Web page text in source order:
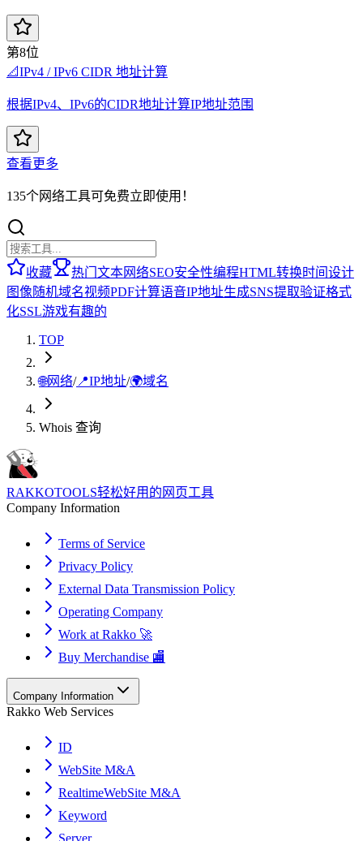
第8位
📐IPv4 / IPv6 CIDR 地址计算
根据IPv4、IPv6的CIDR地址计算IP地址范围
查看更多
135个网络工具可免费立即使用！
收藏 热门 文本网络SEO安全性编程HTML转换时间设计
图像随机域名视频PDF计算语音IP地址生成SNS提取验证格式
化SSL游戏有趣的
TOP
🌐网络/📍IP地址/🌍域名
Whois 查询
RAKKOTOOLS轻松好用的网页工具
Company Information
Terms of Service
Privacy Policy
External Data Transmission Policy
Operating Company
Work at Rakko 🚀
Buy Merchandise 🏬
Company Information
Rakko Web Services
ID
WebSite M&A
RealtimeWebSite M&A
Keyword
Server